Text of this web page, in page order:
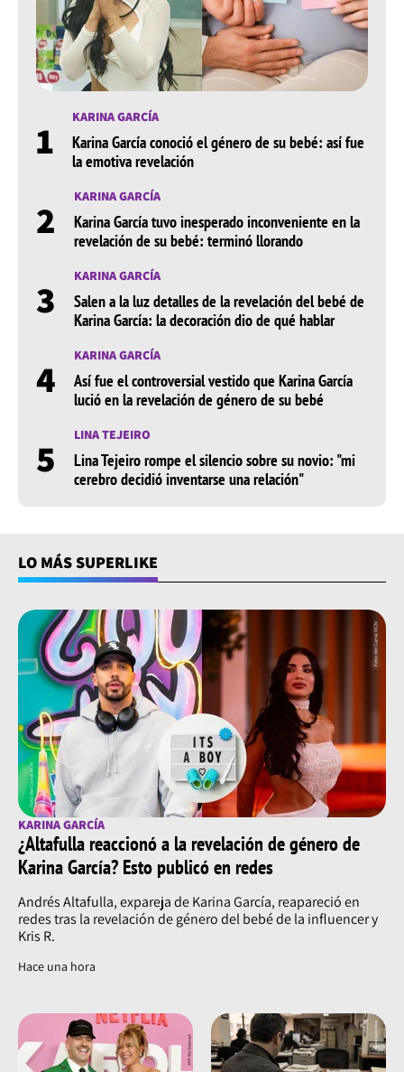
oriunda de Cartagena estarán disponibles las 24 horas
del día.
La división es algo sumamente importante para
CanalRCN.com, por eso, en la sección denominada
‘Aida Bossa’, podrás visualizar desde la fecha más
reciente a la más antigua en la que se ha escrito sobre
la icónica ‘Patty fastidio’.
La vida de Aida Bossa
Aida Cristina Bossa Bustamante es una actriz y
Cartagena de Indias. Se ha dado a conocer en el
espectro público por interpretar diversos papeles, los
cuales perduran en la memoria de los televidentes.
Además de trabajar arduamente, Aida es esposa y
madre: se casó hace un par de años con el también
actor Julio César Herrera. Asimismo, tiene una hija en
Es inevitable que en SuperLike no recordemos sus
exitosos papeles, los cuales le han dado el honor de
Recordemos que Bossa interpretó a Patty, una mujer
santandereana que poseía interés amoroso en Germán
(Santiago Alarcón). Su particular acento, así como sus
jocosas frases, generan un tierno recuerdo en los
hogares.
Actualmente, la cartagenera se encuentra rodando la
telenovela del difunto Leandro Díaz. A pesar de que no
sabemos qué rol interpretará, tenemos la certeza que
lo hará excelente.
Su participación en MasterChef
Celebrity
Este año, Aida Bossa se aventuró a ser parte de una de
las 22 famosas del reality de cocina más importante del
mundo junto a más intérpretes, motociclistas y
humoristas.
actitud fueron de los asuntos que más llamaron la
atención.
1 KARINA GARCÍA
Karina García conoció el género de su bebé: así fue
la emotiva revelación
2 KARINA GARCÍA
Karina García tuvo inesperado inconveniente en la
revelación de su bebé: terminó llorando
3 KARINA GARCÍA
Salen a la luz detalles de la revelación del bebé de
Karina García: la decoración dio de qué hablar
4 KARINA GARCÍA
Así fue el controversial vestido que Karina García
lució en la revelación de género de su bebé
5 LINA TEJEIRO
Lina Tejeiro rompe el silencio sobre su novio: "mi
cerebro decidió inventarse una relación"
LO MÁS SUPERLIKE
KARINA GARCÍA
¿Altafulla reaccionó a la revelación de género de
Karina García? Esto publicó en redes
Andrés Altafulla, expareja de Karina García, reapareció en
redes tras la revelación de género del bebé de la influencer y
Kris R.
Hace una hora